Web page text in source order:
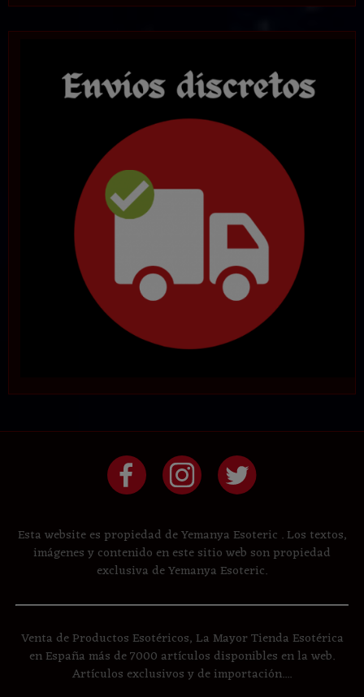
Esta website es propiedad de Yemanya Esoteric . Los textos,
imágenes y contenido en este sitio web son propiedad
exclusiva de Yemanya Esoteric.
Venta de Productos Esotéricos, La Mayor Tienda Esotérica
en España más de 7000 artículos disponibles en la web.
Artículos exclusivos y de importación....